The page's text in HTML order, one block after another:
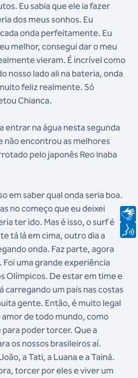
Eu sabia que ele ia fazer
dos meus sonhos. Eu
onda perfeitamente. Eu
melhor, consegui dar o meu
vieram. É incrível como
nosso lado ali na bateria, onda
feliz realmente. Só
Chianca.
entrar na água nesta segunda
não encontrou as melhores
pelo japonês Reo Inaba
em saber qual onda seria boa.
no começo que eu deixei
ter ido. Mas é isso, o surf é
tá lá em cima, outro dia a
onda. Faz parte, agora
Foi uma grande experiência
Olímpicos. De estar em time e
carregando um país nas costas
gente. Então, é muito legal
de todo mundo, como
poder torcer. Que a
os nossos brasileiros aí.
a Tati, a Luana e a Tainá.
torcer por eles e viver um